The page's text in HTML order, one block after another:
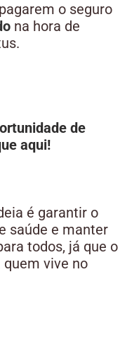
o seguro
na hora de
de
aqui!
é garantir o
saúde e manter
todos, já que o
vive no